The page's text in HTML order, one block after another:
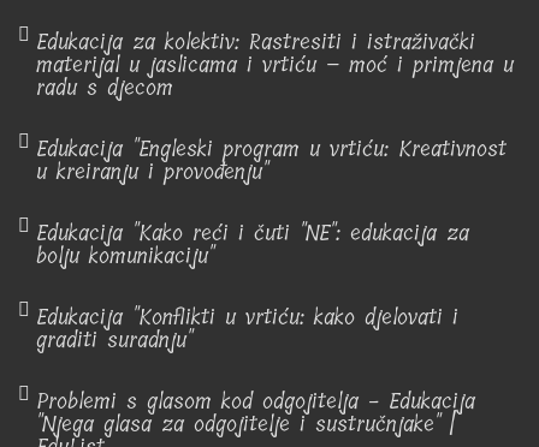
Edukacija za kolektiv: Rastresiti i istraživački
materijal u jaslicama i vrtiću – moć i primjena u
radu s djecom
Edukacija "Engleski program u vrtiću: Kreativnost
u kreiranju i provođenju"
Edukacija "Kako reći i čuti "NE": edukacija za
bolju komunikaciju"
Edukacija "Konflikti u vrtiću: kako djelovati i
graditi suradnju"
Problemi s glasom kod odgojitelja - Edukacija
"Njega glasa za odgojitelje i sustručnjake" |